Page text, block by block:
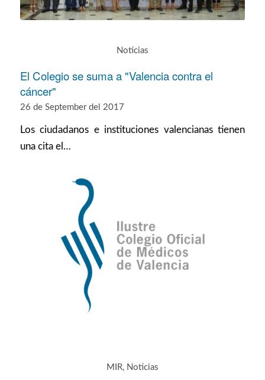
Noticias
El Colegio se suma a "Valencia contra el
cáncer"
26 de September del 2017
Los ciudadanos e instituciones valencianas tienen
una cita el…
MIR, Noticias